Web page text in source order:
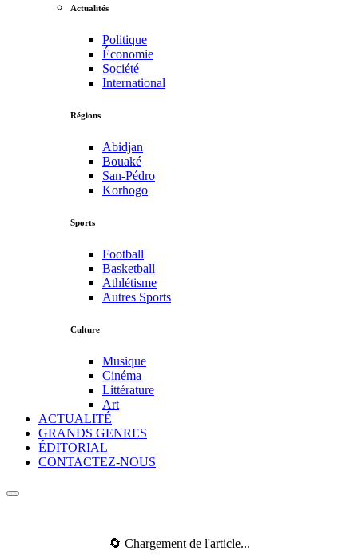
Actualités
Politique
Économie
Société
International
Régions
Abidjan
Bouaké
San-Pédro
Korhogo
Sports
Football
Basketball
Athlétisme
Autres Sports
Culture
Musique
Cinéma
Littérature
Art
ACTUALITÉ
GRANDS GENRES
ÉDITORIAL
CONTACTEZ-NOUS
🔄 Chargement de l'article...